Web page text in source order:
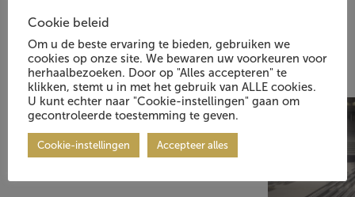
Andere klanten waren ook
geïnteresseerd in:
Cookie beleid
Om u de beste ervaring te bieden, gebruiken we
cookies op onze site. We bewaren uw voorkeuren voor
herhaalbezoeken. Door op "Alles accepteren" te
klikken, stemt u in met het gebruik van ALLE cookies.
U kunt echter naar "Cookie-instellingen" gaan om
gecontroleerde toestemming te geven.
Cookie-instellingen Accepteer alles